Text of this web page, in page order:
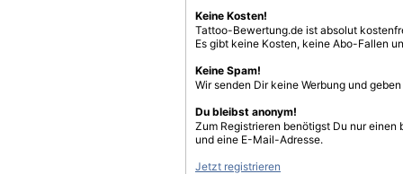
Keine Kosten!
Tattoo-Bewertung.de ist absolut
Es gibt keine Kosten, keine Abo-Fallen
Keine Spam!
Wir senden Dir keine Werbung und
Du bleibst anonym!
Zum Registrieren benötigst Du nur einen
und eine E-Mail-Adresse.
Jetzt registrieren